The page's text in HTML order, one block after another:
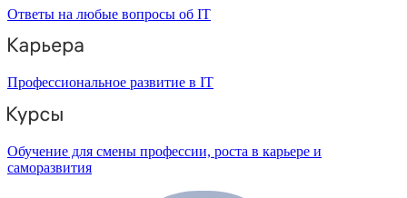
Ответы на любые вопросы об IT
Профессиональное развитие в IT
Обучение для смены профессии, роста в карьере и
саморазвития